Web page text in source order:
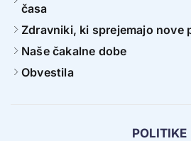
časa
Zdravniki, ki sprejemajo nove
Naše čakalne dobe
Obvestila
POLITIKE